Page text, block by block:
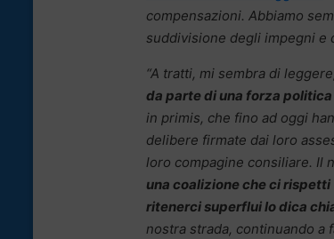
compensazioni. Abbiamo
suddivisione degli impegni e
“A tratti, mi sembra di
da parte di una forza
in primis, che fino ad oggi
delibere firmate dai loro
loro compagine consiliare. Il
una coalizione che ci rispetti
ritenerci superflui lo dica
nostra strada, continuando a